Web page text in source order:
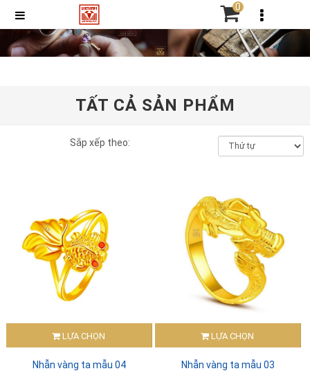
0
TẤT CẢ SẢN PHẨM
Sắp xếp theo:
LỰA CHỌN
Nhẫn vàng ta mẫu 04
LỰA CHỌN
Nhẫn vàng ta mẫu 03